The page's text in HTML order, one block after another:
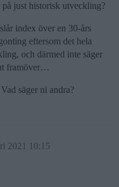
just historisk utveckling?
index över en 30-års
eftersom det hela
och därmed inte säger
framöver…
säger ni andra?
2021 10:15